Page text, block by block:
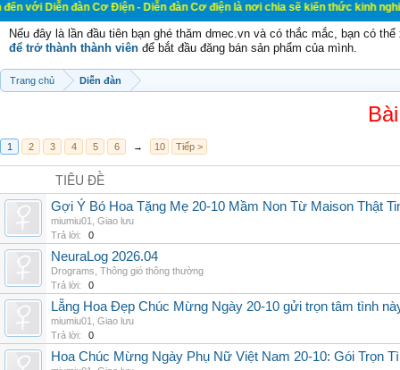
đàn Cơ Điện - Diễn đàn Cơ điện là nơi chia sẽ kiến thức kinh nghiệm
Nếu đây là lần đầu tiên bạn ghé thăm dmec.vn và có thắc mắc, bạn có
để trở thành thành viên để bắt đầu đăng bán sản phẩm của mình.
Trang chủ Diễn đàn
1 2 3 4 5 6 → 10 Tiếp >
TIÊU ĐỀ
Gợi Ý Bó Hoa Tặng Mẹ 20-10 Mầm Non Từ Maison Thật
miumiu01
Giao lưu
Trả lời:
0
NeuraLog 2026.04
Drograms Thông gió thông thường
Trả lời:
0
Lẵng Hoa Đẹp Chúc Mừng Ngày 20-10 gửi trọn tâm tình
miumiu01
Giao lưu
Trả lời:
0
Hoa Chúc Mừng Ngày Phụ Nữ Việt Nam 20-10: Gói Trọn